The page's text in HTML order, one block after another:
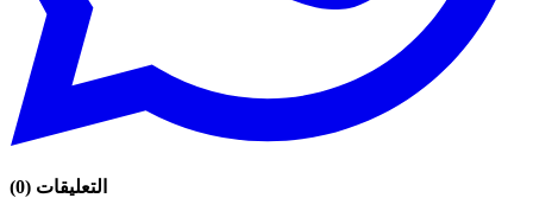
التعليقات (
0
)